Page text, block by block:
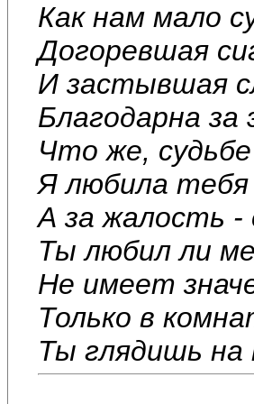
Как нам мало
Догоревшая
И застывшая
Благодарна
Что же, судьбе
Я любила
А за жалость -
Ты любил ли
Не имеет
Только в
Ты глядишь